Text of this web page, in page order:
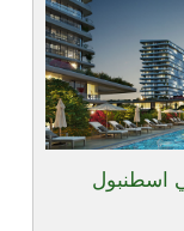
اسطنبول